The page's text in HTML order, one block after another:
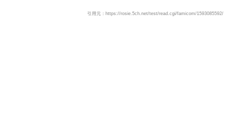
引用元：https://rosie.5ch.net/test/read.cgi/famicom/1593085592/